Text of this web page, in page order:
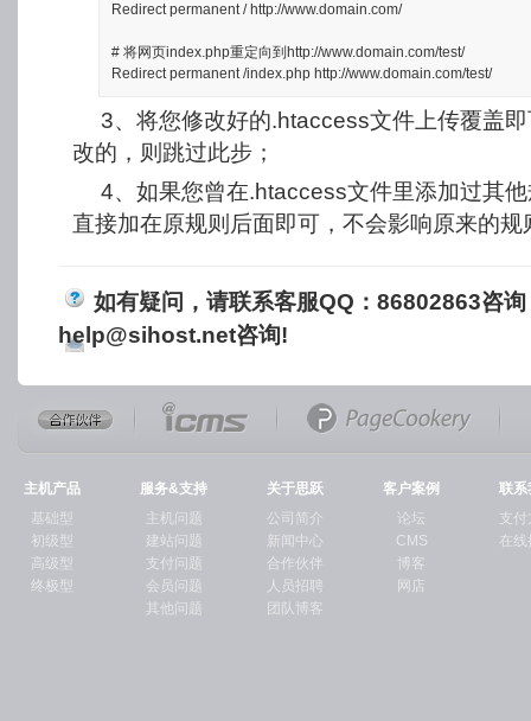
Redirect permanent / http://www.domain.com/
# 将网页index.php重定向到http://www.domain.com/test/
Redirect permanent /index.php http://www.domain.com/test/
3、将您修改好的.htaccess文件上传覆盖
改的，则跳过此步；
4、如果您曾在.htaccess文件里添加过其
直接加在原规则后面即可，不会影响原来的规
如有疑问，请联系客服QQ：86802863咨
help@sihost.net咨询!
主机产品
基础型
初级型
高级型
终极型
服务&支持
主机问题
建站问题
支付问题
会员问题
其他问题
关于思跃
公司简介
新闻中心
合作伙伴
人员招聘
团队博客
客户案例
论坛
CMS
博客
网店
联系
支付
在线